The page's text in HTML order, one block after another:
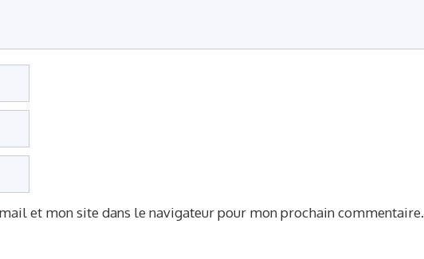
et mon site dans le navigateur pour mon prochain commentaire.